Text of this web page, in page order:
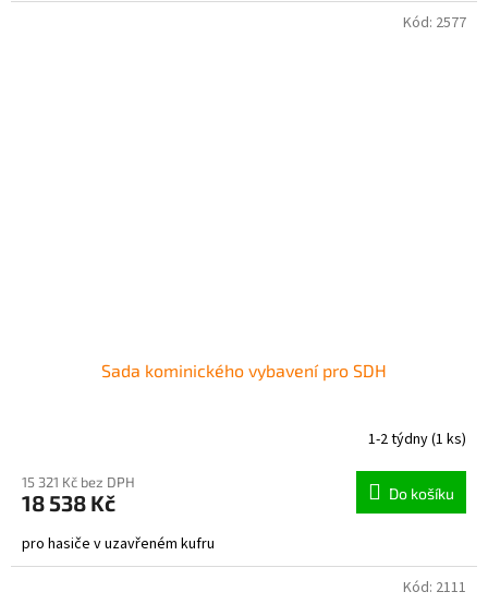
Sada kominického vybavení pro SDH
1-2 týdny(1 ks)
15 321 Kč bez DPH
18 538 Kč Do košíku
pro hasiče v uzavřeném kufru
Kód: 2577
Kód: 2111